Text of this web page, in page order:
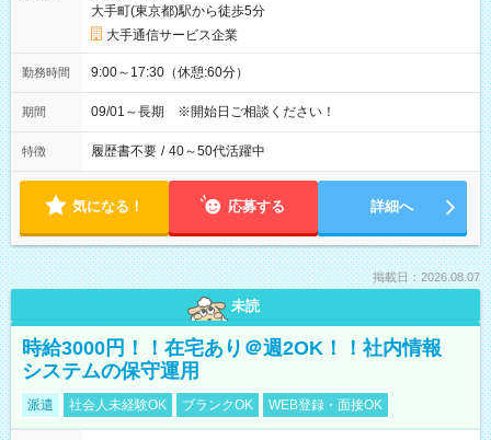
大手町(東京都)駅から徒歩5分
大手通信サービス企業
勤務時間 9:00～17:30（休憩:60分）
期間 09/01～長期 ※開始日ご相談ください！
特徴 履歴書不要 / 40～50代活躍中
気になる！ 応募する 詳細へ
掲載日：2026.08.07
未読
時給3000円！！在宅あり＠週2OK！！社内情報
システムの保守運用
派遣 社会人未経験OK ブランクOK WEB登録・面接OK